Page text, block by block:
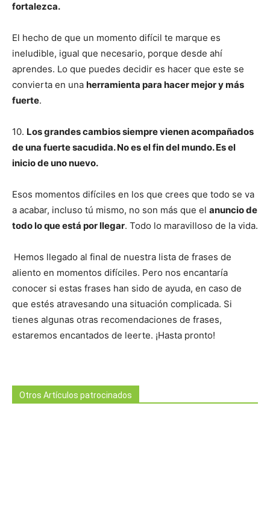
fortalezca.
El hecho de que un momento difícil te marque es
ineludible, igual que necesario, porque desde ahí
aprendes. Lo que puedes decidir es hacer que este se
convierta en una herramienta para hacer mejor y más
fuerte.
10. Los grandes cambios siempre vienen acompañados
de una fuerte sacudida. No es el fin del mundo. Es el
inicio de uno nuevo.
Esos momentos difíciles en los que crees que todo se va
a acabar, incluso tú mismo, no son más que el anuncio de
todo lo que está por llegar. Todo lo maravilloso de la vida.
Hemos llegado al final de nuestra lista de frases de
aliento en momentos difíciles. Pero nos encantaría
conocer si estas frases han sido de ayuda, en caso de
que estés atravesando una situación complicada. Si
tienes algunas otras recomendaciones de frases,
estaremos encantados de leerte. ¡Hasta pronto!
Otros Artículos patrocinados